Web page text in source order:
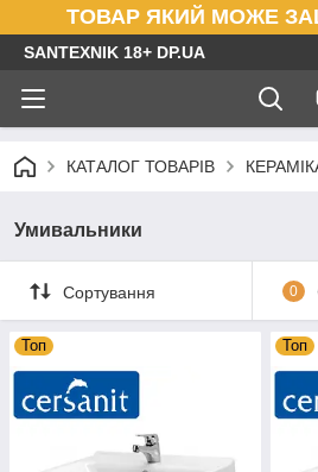
ТОВАР ЯКИЙ МОЖЕ
SANTEXNIK 18+ DP.UA
КАТАЛОГ ТОВАРІВ
Умивальники
Сортування 0
Топ Топ